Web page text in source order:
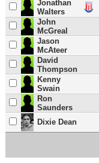
Jonathan
Walters
John
McGreal
Jason
McAteer
David
Thompson
Kenny
Swain
Ron
Saunders
Dixie Dean